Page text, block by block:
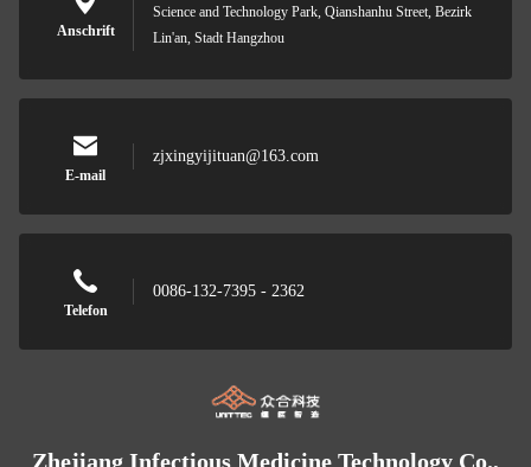
Anschrift
Science and Technology Park, Qianshanhu Street, Bezirk
Lin'an, Stadt Hangzhou
E-mail
zjxingyijituan@163.com
Telefon
0086-132-7395 - 2362
Zhejiang Infectious Medicine Technology Co.,